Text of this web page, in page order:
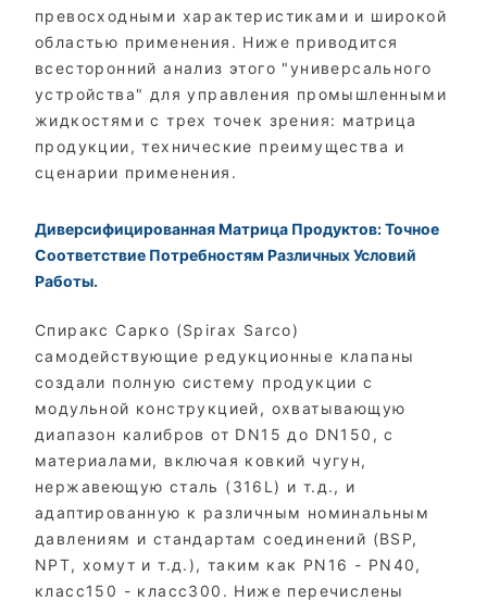
превосходными характеристиками и широкой
областью применения. Ниже приводится
всесторонний анализ этого "универсального
устройства" для управления промышленными
жидкостями с трех точек зрения: матрица
продукции, технические преимущества и
сценарии применения.
Диверсифицированная Матрица Продуктов: Точное
Соответствие Потребностям Различных Условий
Работы.
Спиракс Сарко (Spirax Sarco)
самодействующие редукционные клапаны
создали полную систему продукции с
модульной конструкцией, охватывающую
диапазон калибров от DN15 до DN150, с
материалами, включая ковкий чугун,
нержавеющую сталь (316L) и т.д., и
адаптированную к различным номинальным
давлениям и стандартам соединений (BSP,
NPT, хомут и т.д.), таким как PN16 - PN40,
класс150 - класс300. Ниже перечислены